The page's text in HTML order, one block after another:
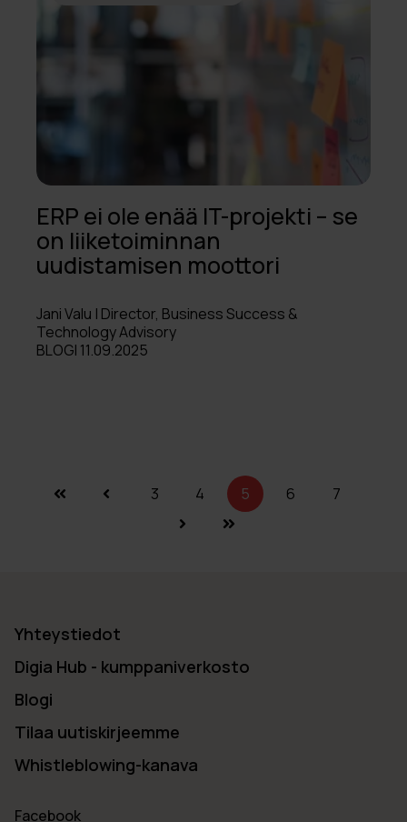
ERP ei ole enää IT-projekti – se
on liiketoiminnan
uudistamisen moottori
Jani Valu | Director, Business Success &
Technology Advisory
BLOGI 11.09.2025
3 4 5 6 7
Yhteystiedot
Digia Hub - kumppaniverkosto
Blogi
Tilaa uutiskirjeemme
Whistleblowing-kanava
Facebook